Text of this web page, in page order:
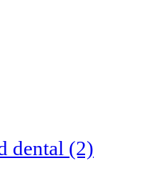
dental (2)